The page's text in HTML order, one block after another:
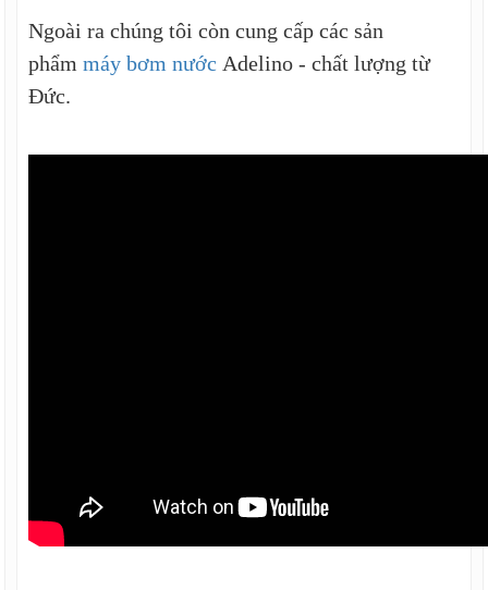
Ngoài ra chúng tôi còn cung cấp các sản
phẩmmáy bơm nước Adelino - chất lượng từ
Đức.